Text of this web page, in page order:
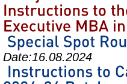
Date:16.08.2024